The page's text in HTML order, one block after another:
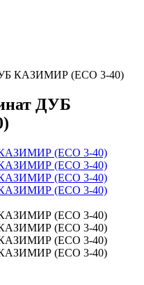
КАЗИМИР (ЕСО 3-40)
ДУБ